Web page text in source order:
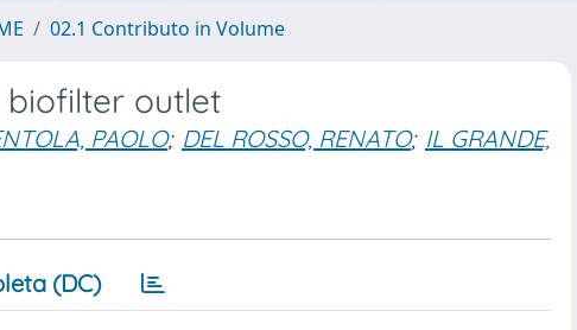
02.1 Contributo in Volume
outlet
PAOLO; DEL ROSSO, RENATO; IL GRANDE,
(DC)